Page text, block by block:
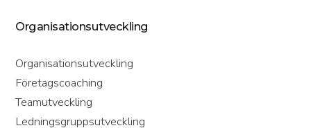
Organisationsutveckling
Organisationsutveckling
Företagscoaching
Teamutveckling
Ledningsgruppsutveckling